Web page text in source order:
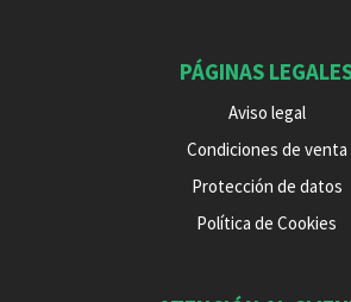
PÁGINAS
Aviso legal
Condiciones de venta
Protección de datos
Política de Cookies